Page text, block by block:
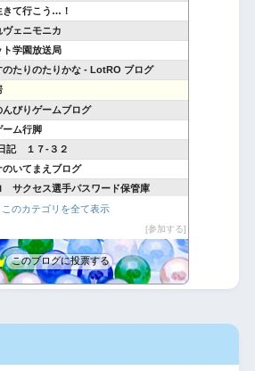
きて行こう…！
ヴェニモニカ
ト学園放送局
のたりのたりかな - LotRO ブログ
んびりゲームブログ
ーム行脚
記 １７-３２
のいてまえブログ
サクセス選手パスワード保管庫
＠不撓不屈
このカテゴリを全て表示
参加する
このブログに投票する